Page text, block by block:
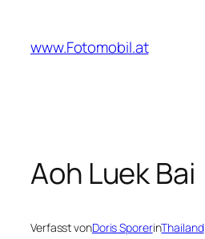
springen
www.Fotomobil.at
Aoh Luek Bai
Verfasst vonDoris SporerinThailand